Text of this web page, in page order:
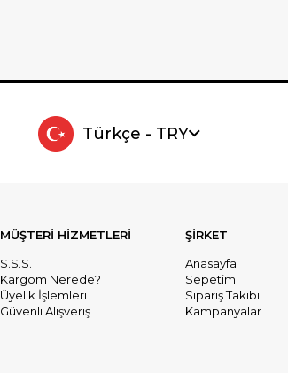
Türkçe - TRY
MÜŞTERİ HİZMETLERİ
S.S.S.
Kargom Nerede?
Üyelik İşlemleri
Güvenli Alışveriş
ŞİRKET
Anasayfa
Sepetim
Sipariş Takibi
Kampanyalar